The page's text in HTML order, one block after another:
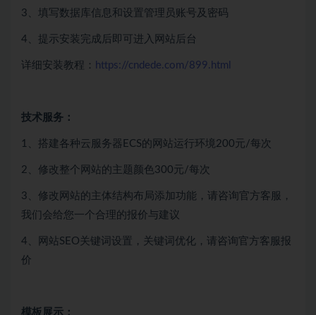
3、填写数据库信息和设置管理员账号及密码
4、提示安装完成后即可进入网站后台
详细安装教程： https://cndede.com/899.html
技术服务：
1、搭建各种云服务器ECS的网站运行环境200元/每次
2、修改整个网站的主题颜色300元/每次
3、修改网站的主体结构布局添加功能，请咨询官方客服，
我们会给您一个合理的报价与建议
4、网站SEO关键词设置，关键词优化，请咨询官方客服报
价
模板展示：